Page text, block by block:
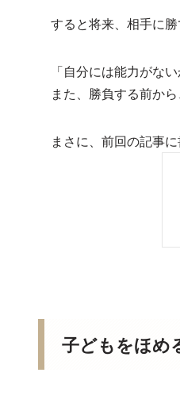
すると将来、相手に
「自分には能力がな
また、勝負する前か
まさに、前回の記事
子どもをほめ